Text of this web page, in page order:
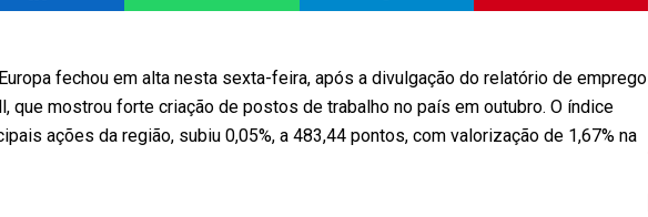
fechou em alta nesta sexta-feira, após a divulgação do relatório de emprego
que mostrou forte criação de postos de trabalho no país em outubro. O índice
ações da região, subiu 0,05%, a 483,44 pontos, com valorização de 1,67% na